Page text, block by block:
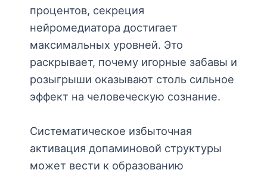
процентов, секреция
нейромедиатора достигает
максимальных уровней. Это
раскрывает, почему игорные забавы и
розыгрыши оказывают столь сильное
эффект на человеческую сознание.
Систематическое избыточная
активация допаминовой структуры
может вести к образованию